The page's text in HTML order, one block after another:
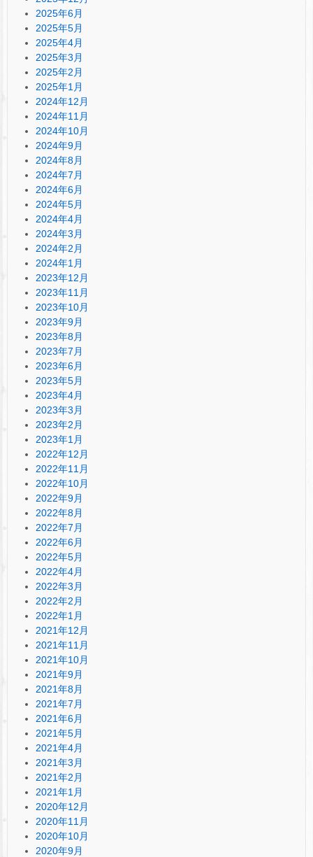
2025年6月
2025年5月
2025年4月
2025年3月
2025年2月
2025年1月
2024年12月
2024年11月
2024年10月
2024年9月
2024年8月
2024年7月
2024年6月
2024年5月
2024年4月
2024年3月
2024年2月
2024年1月
2023年12月
2023年11月
2023年10月
2023年9月
2023年8月
2023年7月
2023年6月
2023年5月
2023年4月
2023年3月
2023年2月
2023年1月
2022年12月
2022年11月
2022年10月
2022年9月
2022年8月
2022年7月
2022年6月
2022年5月
2022年4月
2022年3月
2022年2月
2022年1月
2021年12月
2021年11月
2021年10月
2021年9月
2021年8月
2021年7月
2021年6月
2021年5月
2021年4月
2021年3月
2021年2月
2021年1月
2020年12月
2020年11月
2020年10月
2020年9月